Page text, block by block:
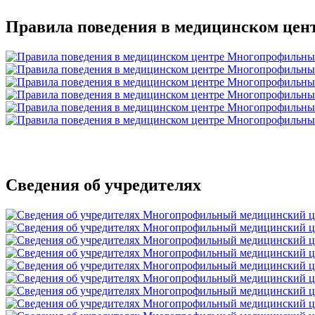
Правила поведения в медицинском
Сведения об учредителях